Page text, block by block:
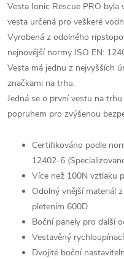
Vesta Ionic Rescue PRO
vesta určená pro veškeré
Vyrobená z odolného
nejnovější normy ISO EN:
Vesta má jednu z nejvyšších
značkami na trhu.
Jedná se o první vestu na
popruhem pro zvýšenou
Certifikováno podle
12402-6
Více než 100N vztlaku
Odolný vnější materiál
pletením 600D
Boční panely pro další
Vestavěný
Dvojité boční